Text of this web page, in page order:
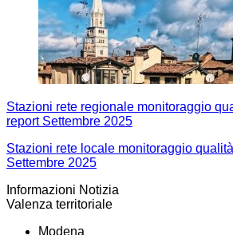
Stazioni rete regionale monitoraggio
report Settembre 2025
Stazioni rete locale monitoraggio
Settembre 2025
Informazioni Notizia
Valenza territoriale
Modena